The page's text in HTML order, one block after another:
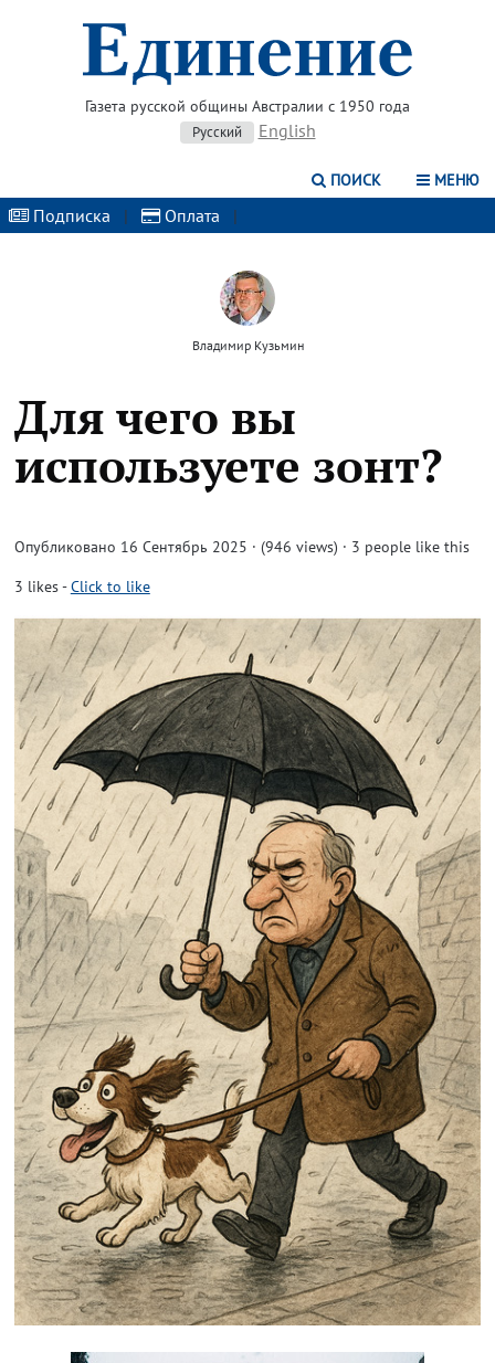
Газета русской общины Австралии с 1950 года
Русский English
ПОИСК МЕНЮ
Подписка | Оплата |
Владимир Кузьмин
Для чего вы
используете зонт?
Опубликовано 16 Сентябрь 2025 · (946 views) · 3 people like this
3 likes-Click to like